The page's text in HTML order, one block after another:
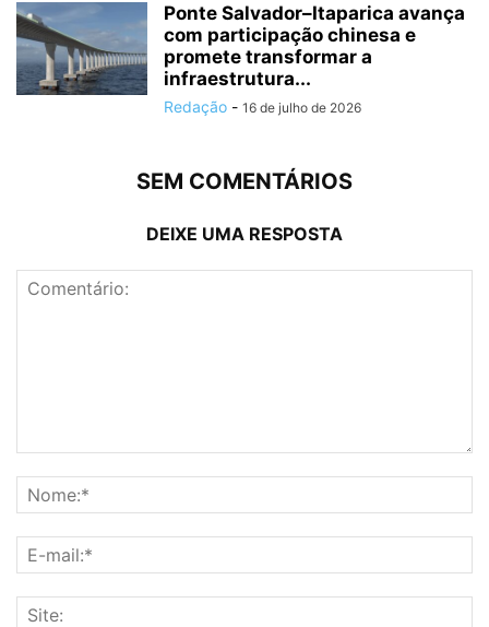
Ponte Salvador–Itaparica avança
com participação chinesa e
promete transformar a
infraestrutura...
Redação - 16 de julho de 2026
SEM COMENTÁRIOS
DEIXE UMA RESPOSTA